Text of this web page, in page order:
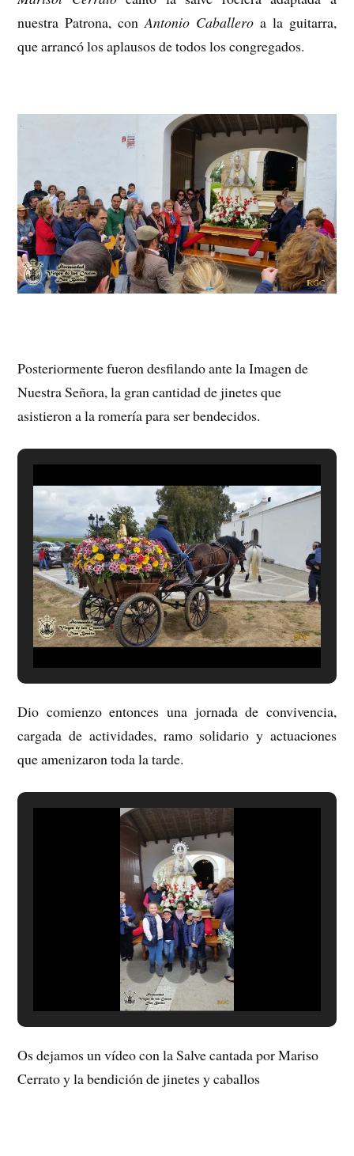
nuestra Patrona, conAntonio Caballeroa la guitarra,
que arrancó los aplausos de todos los congregados.
Posteriormente fueron desfilando ante la Imagen de
Nuestra Señora, la gran cantidad de jinetes que
asistieron a la romería para ser bendecidos.
Dio comienzo entonces una jornada de convivencia,
cargada de actividades, ramo solidario y actuaciones
que amenizaron toda la tarde.
Os dejamos un vídeo con la Salve cantada por Mariso
Cerrato y la bendición de jinetes y caballos